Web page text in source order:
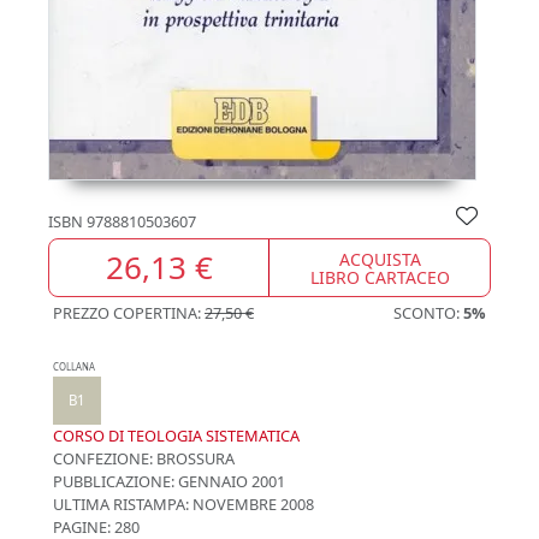
ISBN 9788810503607
26,13 € ACQUISTA
LIBRO CARTACEO
PREZZO COPERTINA:27,50 € SCONTO:5%
COLLANA
B1
CORSO DI TEOLOGIA SISTEMATICA
CONFEZIONE: BROSSURA
PUBBLICAZIONE:GENNAIO 2001
ULTIMA RISTAMPA: NOVEMBRE 2008
PAGINE: 280